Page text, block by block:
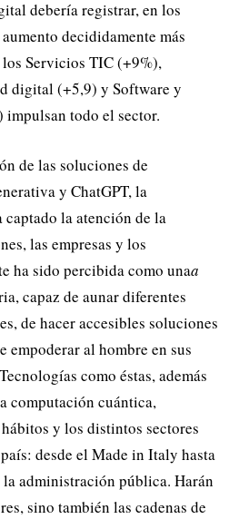
debería registrar, en los
decididamente más
Servicios TIC (+9%),
digital (+5,9) y Software y
todo el sector.
de las soluciones de
y ChatGPT, la
la atención de la
las empresas y los
ha sido percibida como unaa
capaz de aunar diferentes
de hacer accesibles soluciones
empoderar al hombre en sus
como éstas, además
computación cuántica,
y los distintos sectores
desde el Made in Italy hasta
administración pública. Harán
sino también las cadenas de